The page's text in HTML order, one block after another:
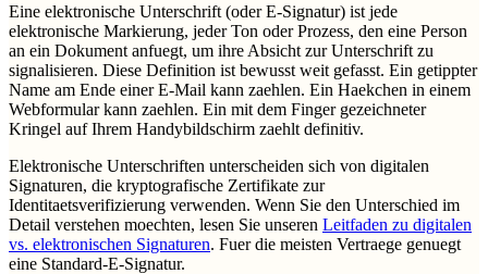
Eine elektronische Unterschrift (oder E-Signatur) ist jede
elektronische Markierung, jeder Ton oder Prozess, den eine Person
an ein Dokument anfuegt, um ihre Absicht zur Unterschrift zu
signalisieren. Diese Definition ist bewusst weit gefasst. Ein getippter
Name am Ende einer E-Mail kann zaehlen. Ein Haekchen in einem
Webformular kann zaehlen. Ein mit dem Finger gezeichneter
Kringel auf Ihrem Handybildschirm zaehlt definitiv.
Elektronische Unterschriften unterscheiden sich von digitalen
Signaturen, die kryptografische Zertifikate zur
Identitaetsverifizierung verwenden. Wenn Sie den Unterschied im
Detail verstehen moechten, lesen Sie unseren Leitfaden zu digitalen
vs. elektronischen Signaturen. Fuer die meisten Vertraege genuegt
eine Standard-E-Signatur.